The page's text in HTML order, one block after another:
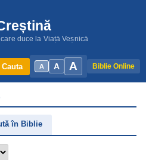
duce la Viață Veșnică
A A A Biblie Online
Cauta
în Biblie